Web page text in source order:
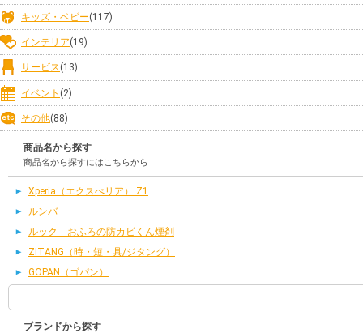
キッズ・ベビー(117)
インテリア(19)
サービス(13)
イベント (2)
その他(88)
商品名から探す
商品名から探すにはこちらから
Xperia（エクスぺリア） Z1
ルンバ
ルック おふろの防カビくん煙剤
ZITANG（時・短・具/ジタング）
GOPAN（ゴパン）
ブランドから探す